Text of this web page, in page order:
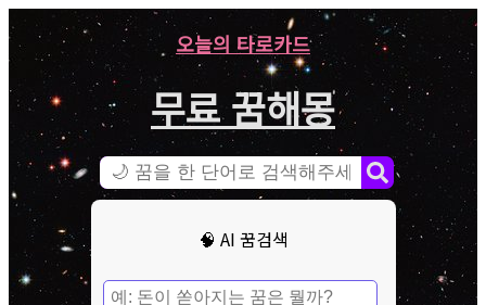
오늘의 타로카드
무료 꿈해몽
🧠 AI 꿈검색